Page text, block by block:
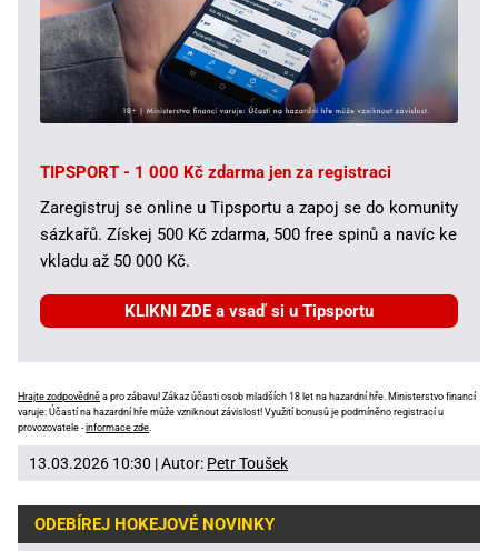
TIPSPORT - 1 000 Kč zdarma jen za registraci
Zaregistruj se online u Tipsportu a zapoj se do komunity
sázkařů. Získej 500 Kč zdarma, 500 free spinů a navíc ke
vkladu až 50 000 Kč.
KLIKNI ZDE a vsaď si u Tipsportu
Hrajte zodpovědně a pro zábavu! Zákaz účasti osob mladších 18 let na hazardní hře. Ministerstvo financí
varuje: Účastí na hazardní hře může vzniknout závislost! Využití bonusů je podmíněno registrací u
provozovatele -informace zde
13.03.2026 10:30 | Autor: Petr Toušek
ODEBÍREJ HOKEJOVÉ NOVINKY